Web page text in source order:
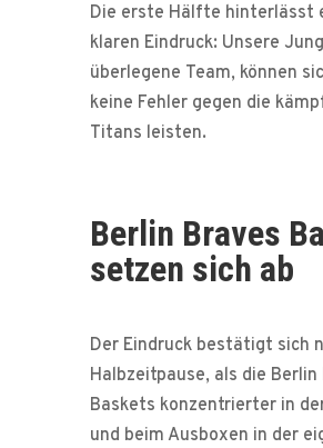
Die erste Hälfte hinterlässt
klaren Eindruck: Unsere
überlegene Team, können
keine Fehler gegen die
Titans leisten.
Berlin Braves
setzen sich ab
Der Eindruck bestätigt sich
Halbzeitpause, als die Berlin
Baskets konzentrierter in
und beim Ausboxen in der